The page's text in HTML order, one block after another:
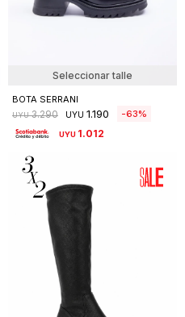
Seleccionar talle
BOTA SERRANI
UYU 3.290 UYU 1.190 63
UYU 1.012